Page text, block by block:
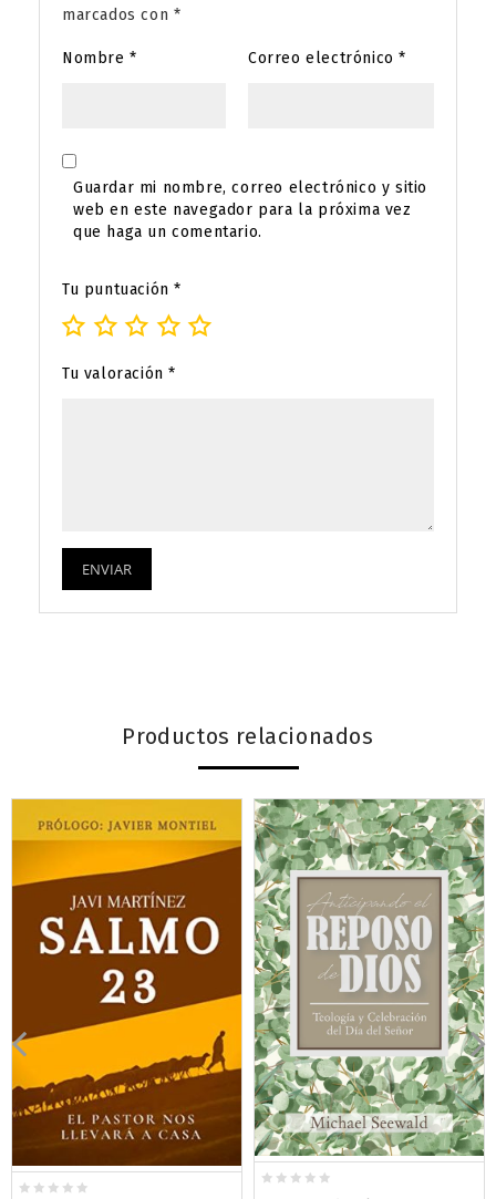
marcados con *
Nombre* Correo electrónico*
Guardar mi nombre, correo electrónico y sitio
web en este navegador para la próxima vez
que haga un comentario.
Tu puntuación*
Tu valoración*
Productos relacionados